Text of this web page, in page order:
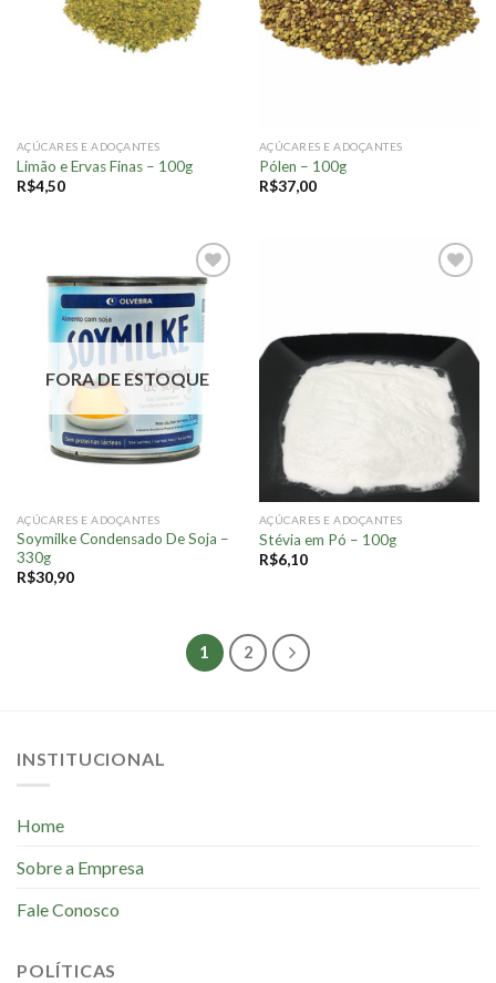
AÇÚCARES E ADOÇANTES
Limão e Ervas Finas – 100g
R$4,50
AÇÚCARES E ADOÇANTES
Pólen – 100g
R$37,00
Adicionar
à lista.
FORA DE ESTOQUE
AÇÚCARES E ADOÇANTES
Soymilke Condensado De Soja –
330g
R$30,90
AÇÚCARES E ADOÇANTES
Stévia em Pó – 100g
R$6,10
1 2
INSTITUCIONAL
Home
Sobre a Empresa
Fale Conosco
POLÍTICAS